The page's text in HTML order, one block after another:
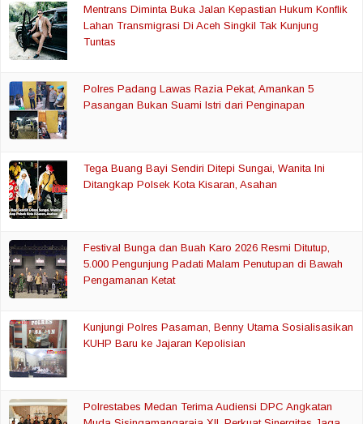
Mentrans Diminta Buka Jalan Kepastian Hukum Konflik
Lahan Transmigrasi Di Aceh Singkil Tak Kunjung
Tuntas
Polres Padang Lawas Razia Pekat, Amankan 5
Pasangan Bukan Suami Istri dari Penginapan
Tega Buang Bayi Sendiri Ditepi Sungai, Wanita Ini
Ditangkap Polsek Kota Kisaran, Asahan
Festival Bunga dan Buah Karo 2026 Resmi Ditutup,
5.000 Pengunjung Padati Malam Penutupan di Bawah
Pengamanan Ketat
Kunjungi Polres Pasaman, Benny Utama Sosialisasikan
KUHP Baru ke Jajaran Kepolisian
Polrestabes Medan Terima Audiensi DPC Angkatan